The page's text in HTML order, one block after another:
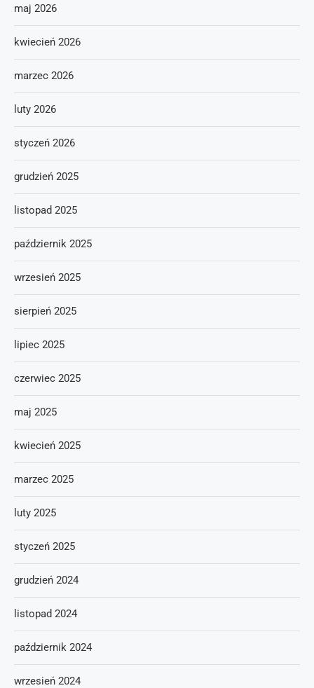
maj 2026
kwiecień 2026
marzec 2026
luty 2026
styczeń 2026
grudzień 2025
listopad 2025
październik 2025
wrzesień 2025
sierpień 2025
lipiec 2025
czerwiec 2025
maj 2025
kwiecień 2025
marzec 2025
luty 2025
styczeń 2025
grudzień 2024
listopad 2024
październik 2024
wrzesień 2024